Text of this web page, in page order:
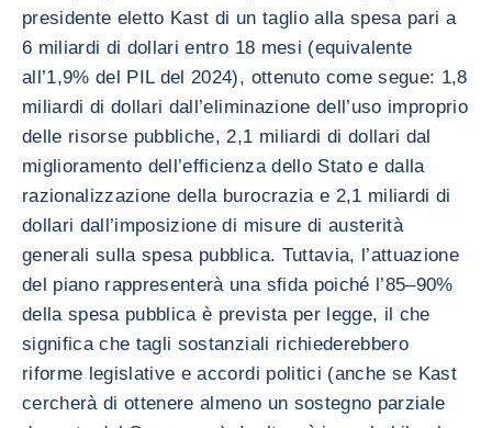
presidente eletto Kast di un taglio alla spesa pari a
6 miliardi di dollari entro 18 mesi (equivalente
all’1,9% del PIL del 2024), ottenuto come segue: 1,8
miliardi di dollari dall’eliminazione dell’uso improprio
delle risorse pubbliche, 2,1 miliardi di dollari dal
miglioramento dell’efficienza dello Stato e dalla
razionalizzazione della burocrazia e 2,1 miliardi di
dollari dall’imposizione di misure di austerità
generali sulla spesa pubblica. Tuttavia, l’attuazione
del piano rappresenterà una sfida poiché l’85–90%
della spesa pubblica è prevista per legge, il che
significa che tagli sostanziali richiederebbero
riforme legislative e accordi politici (anche se Kast
cercherà di ottenere almeno un sostegno parziale